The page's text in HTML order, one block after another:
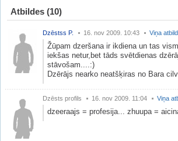
Atbildes (10)
Dzēstss P. 16. nov 2009. 10:43 Viņa
Žūpam dzeršana ir ikdiena un tas
iekšas netur,bet tāds svētdienas
stāvošam....:)
Dzērājs nearko neatšķiras no Bara
Dzēsts profils 16. nov 2009. 11:04 Viņa
dzeeraajs = profesija... zhuupa =